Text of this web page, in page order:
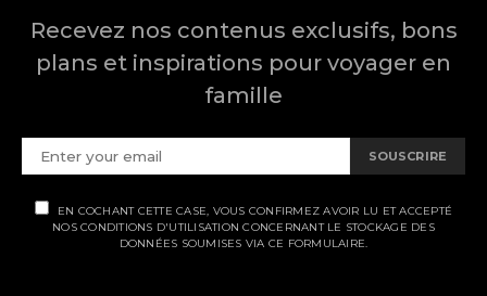
Recevez nos contenus exclusifs, bons
plans et inspirations pour voyager en
famille
SOUSCRIRE
EN COCHANT CETTE CASE, VOUS CONFIRMEZ AVOIR LU ET ACCEPTÉ
NOS CONDITIONS D'UTILISATION CONCERNANT LE STOCKAGE DES
DONNÉES SOUMISES VIA CE FORMULAIRE.